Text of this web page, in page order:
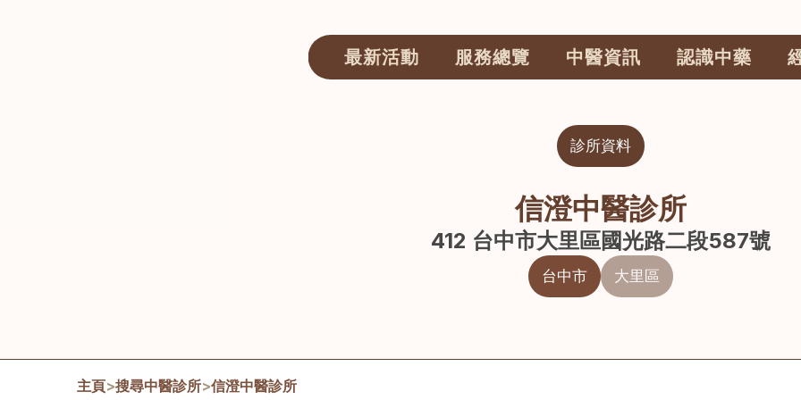
最新活動 服務總覽 中醫資訊 認識中藥
診所資料
信澄中醫診所
412 台中市大里區國光路二段587號
台中市 大里區
主頁>搜尋中醫診所>信澄中醫診所